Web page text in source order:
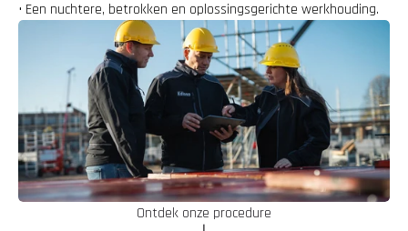
• Een nuchtere, betrokken en oplossingsgerichte werkhouding.
Ontdek onze procedure